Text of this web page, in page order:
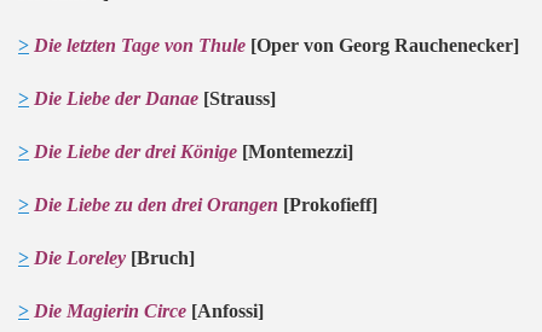
> Die letzten Tage von Thule [Oper von Georg Rauchenecker]
> Die Liebe der Danae [Strauss]
> Die Liebe der drei Könige [Montemezzi]
> Die Liebe zu den drei Orangen [Prokofieff]
> Die Loreley [Bruch]
> Die Magierin Circe [Anfossi]